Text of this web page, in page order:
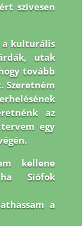
szívesen
a kulturális
utak
tovább
Szeretném
az
egy
kellene
Siófok
a